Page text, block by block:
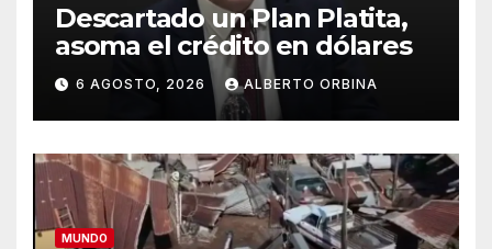
Descartado un Plan Platita,
asoma el crédito en dólares
6 AGOSTO, 2026 ALBERTO ORBINA
MUNDO